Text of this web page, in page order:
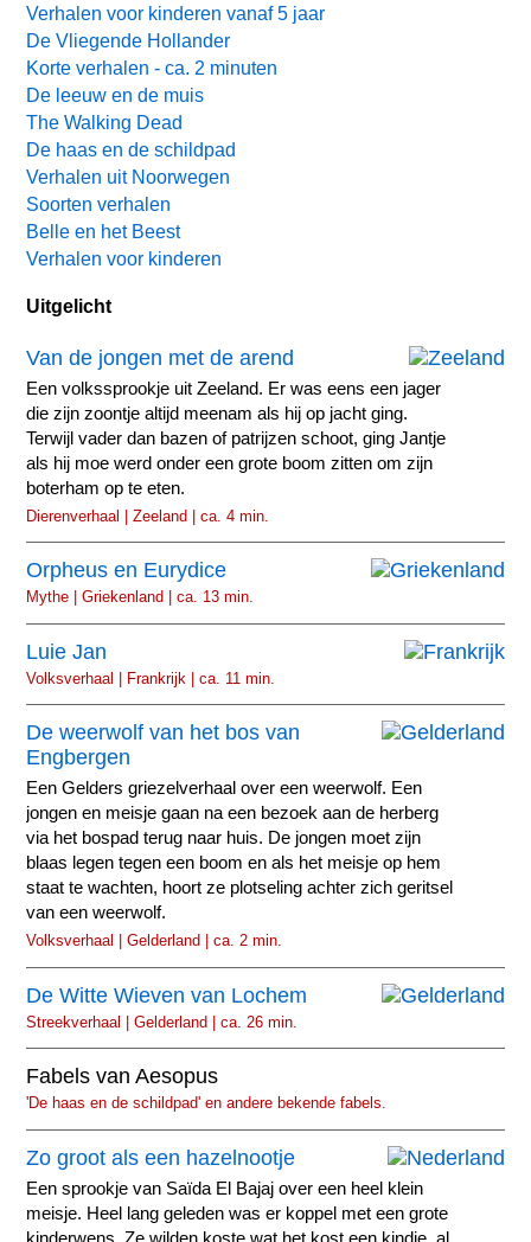
Verhalen voor kinderen vanaf 5 jaar
De Vliegende Hollander
Korte verhalen - ca. 2 minuten
De leeuw en de muis
The Walking Dead
De haas en de schildpad
Verhalen uit Noorwegen
Soorten verhalen
Belle en het Beest
Verhalen voor kinderen
Uitgelicht
Van de jongen met de arend
Een volkssprookje uit Zeeland. Er was eens een jager
die zijn zoontje altijd meenam als hij op jacht ging.
Terwijl vader dan bazen of patrijzen schoot, ging Jantje
als hij moe werd onder een grote boom zitten om zijn
boterham op te eten.
Dierenverhaal | Zeeland | ca. 4 min.
Orpheus en Eurydice
Mythe | Griekenland | ca. 13 min.
Luie Jan
Volksverhaal | Frankrijk | ca. 11 min.
De weerwolf van het bos van
Engbergen
Een Gelders griezelverhaal over een weerwolf. Een
jongen en meisje gaan na een bezoek aan de herberg
via het bospad terug naar huis. De jongen moet zijn
blaas legen tegen een boom en als het meisje op hem
staat te wachten, hoort ze plotseling achter zich geritsel
van een weerwolf.
Volksverhaal | Gelderland | ca. 2 min.
De Witte Wieven van Lochem
Streekverhaal | Gelderland | ca. 26 min.
Fabels van Aesopus
'De haas en de schildpad' en andere bekende fabels.
Zo groot als een hazelnootje
Een sprookje van Saïda El Bajaj over een heel klein
meisje. Heel lang geleden was er koppel met een grote
kinderwens. Ze wilden koste wat het kost een kindje, al